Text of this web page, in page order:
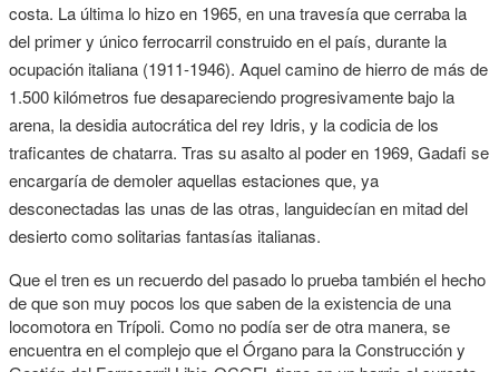
costa. La última lo hizo en 1965, en una travesía que cerraba la
del primer y único ferrocarril construido en el país, durante la
ocupación italiana (1911-1946). Aquel camino de hierro de más de
1.500 kilómetros fue desapareciendo progresivamente bajo la
arena, la desidia autocrática del rey Idris, y la codicia de los
traficantes de chatarra. Tras su asalto al poder en 1969, Gadafi se
encargaría de demoler aquellas estaciones que, ya
desconectadas las unas de las otras, languidecían en mitad del
desierto como solitarias fantasías italianas.
Que el tren es un recuerdo del pasado lo prueba también el hecho
de que son muy pocos los que saben de la existencia de una
locomotora en Trípoli. Como no podía ser de otra manera, se
encuentra en el complejo que el Órgano para la Construcción y